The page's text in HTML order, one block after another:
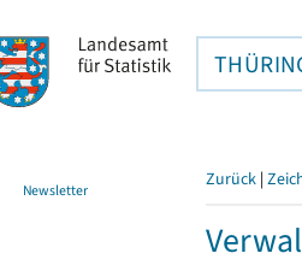
Newsletter Zurück |